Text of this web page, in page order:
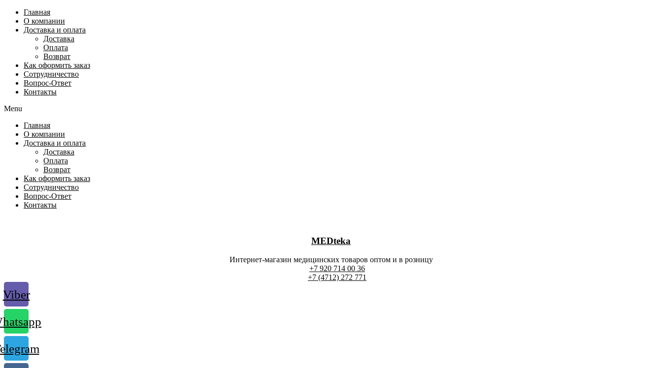
Перейти
содержимому
Главная
О компании
Доставка и оплата
Доставка
Оплата
Возврат
Как оформить заказ
Сотрудничество
Вопрос-Ответ
Контакты
Menu
Главная
О компании
Доставка и оплата
Доставка
Оплата
Возврат
Как оформить заказ
Сотрудничество
Вопрос-Ответ
Контакты
MEDteka
Интернет-магазин медицинских товаров оптом и в розницу
+7 920 714 00 36
+7 (4712) 272 771
Viber